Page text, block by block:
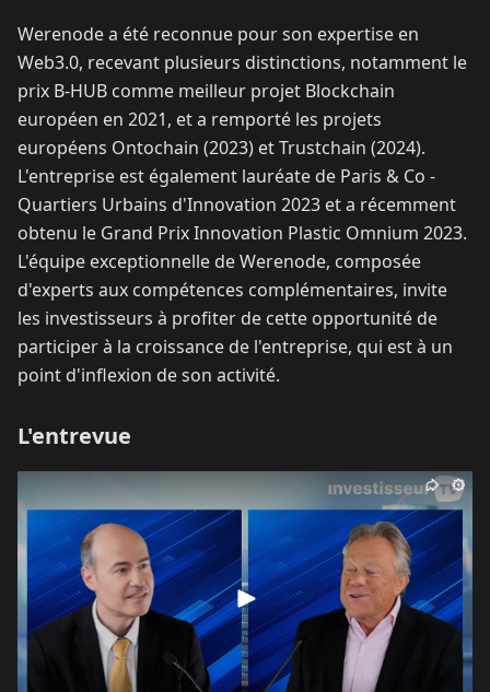
Werenode a été reconnue pour son expertise en
Web3.0, recevant plusieurs distinctions, notamment le
prix B-HUB comme meilleur projet Blockchain
européen en 2021, et a remporté les projets
européens Ontochain (2023) et Trustchain (2024).
L'entreprise est également lauréate de Paris & Co -
Quartiers Urbains d'Innovation 2023 et a récemment
obtenu le Grand Prix Innovation Plastic Omnium 2023.​
L'équipe exceptionnelle de Werenode, composée
d'experts aux compétences complémentaires, invite
les investisseurs à profiter de cette opportunité de
participer à la croissance de l'entreprise, qui est à un
point d'inflexion de son activité.​
L'entrevue